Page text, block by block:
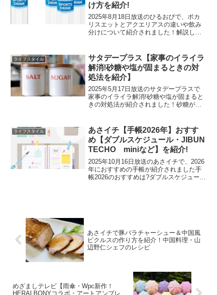
け方を紹介!
2025年8月18日放送のひるおびで、ポカ
リスエットとアクエリアスの違いや飲み
分けについて紹介されました！解説して
ットとアクエリアスの違いポカリスエッ
トとアクエリアスは...
ライフスタイル
サタデープラス【家事のイライラ
解消!砂糖や塩が固まるときの対
処法を紹介】
2025年5月17日放送のサタデープラスで
家事のイライラ解消!砂糖や塩が固まると
きの対処法が紹介されました！砂糖が固
げるのがよいからです。濡らしたキッチ
ンペーパーが適度...
ライフスタイル
あさイチ【手帳2026年】おすす
め【ダブルスケジュール・JIBUN
TECHO miniなど】を紹介!
2025年10月16日放送のあさイチで、2026
年におすすめの手帳が紹介されました手
帳2026のおすすめは?ダブルスケジュール
あさイチで豚バラチャーシュー＆中国風
ピクルスの作り方を紹介！中国料理・山
辺野仁シェフのレシピ
めざましテレビ【雨傘・Wpc新作！
HERALBONYコラボ・アートアンブレ